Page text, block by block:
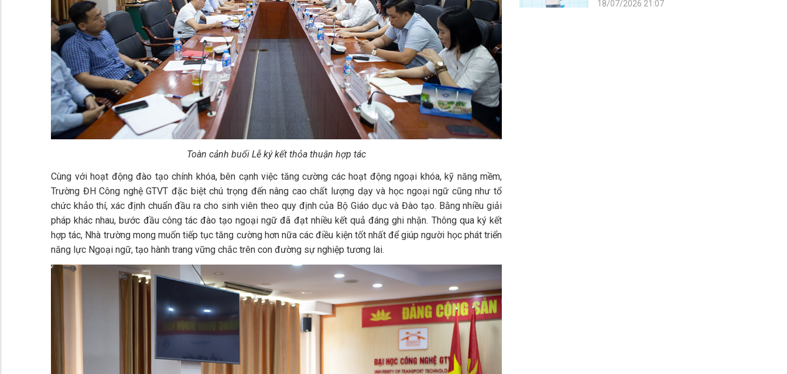
Toàn cảnh buổi Lễ ký kết thỏa thuận hợp tác
Cùng với hoạt động đào tạo chính khóa, bên cạnh việc tăng cường các hoạt động ngoại khóa, kỹ năng mềm,
Trường ĐH Công nghệ GTVT đặc biệt chú trọng đến nâng cao chất lượng dạy và học ngoại ngữ cũng như tổ
chức khảo thí, xác định chuẩn đầu ra cho sinh viên theo quy định của Bộ Giáo dục và Đào tạo. Bằng nhiều giải
pháp khác nhau, bước đầu công tác đào tạo ngoại ngữ đã đạt nhiều kết quả đáng ghi nhận. Thông qua ký kết
hợp tác, Nhà trường mong muốn tiếp tục tăng cường hơn nữa các điều kiện tốt nhất để giúp người học phát triển
năng lực Ngoại ngữ, tạo hành trang vững chắc trên con đường sự nghiệp tương lai.
18/07/2026 21:07